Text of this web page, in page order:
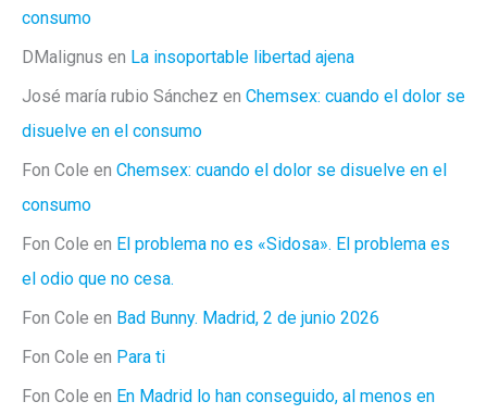
consumo
DMalignus en La insoportable libertad ajena
José maría rubio Sánchez en Chemsex: cuando el dolor se
disuelve en el consumo
Fon Cole en Chemsex: cuando el dolor se disuelve en el
consumo
Fon Cole en El problema no es «Sidosa». El problema es
el odio que no cesa.
Fon Cole en Bad Bunny. Madrid, 2 de junio 2026
Fon Cole en Para ti
Fon Cole en En Madrid lo han conseguido, al menos en